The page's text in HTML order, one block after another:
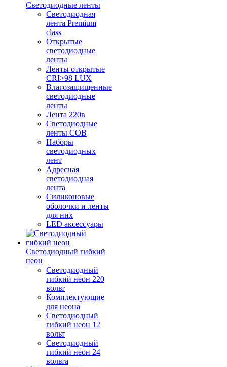
Светодиодные ленты
Светодиодная
лента Premium
class
Открытые
светодиодные
ленты
Ленты открытые
CRI>98 LUX
Влагозащищенные
светодиодные
ленты
Лента 220в
Светодиодные
ленты COB
Наборы
светодиодных
лент
Адресная
светодиодная
лента
Силиконовые
оболочки и ленты
для них
LED аксессуары
Светодиодный гибкий
неон
Светодиодный
гибкий неон 220
вольт
Комплектующие
для неона
Светодиодный
гибкий неон 12
вольт
Светодиодный
гибкий неон 24
вольта